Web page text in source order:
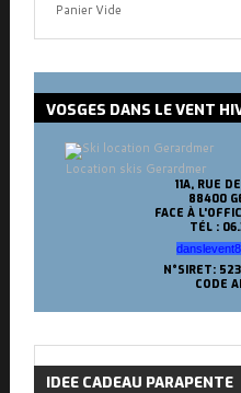
Panier Vide
VOSGES DANS LE VENT
Location skis Gerardmer
11A, RUE
88400
FACE À
TÉL :
N°SIRET:
CODE
IDEE CADEAU PARAPENTE